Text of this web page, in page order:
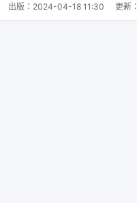
出版： 2024-04-18 11:30 更新：